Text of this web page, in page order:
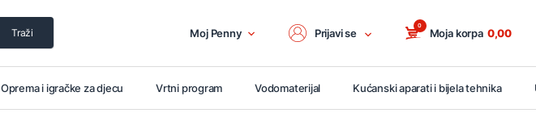
Traži Moj Penny Prijavi se Moja korpa
0
0,00
Oprema i igračke za djecu Vrtni program Vodomaterijal Kućanski aparati i bijela tehnika